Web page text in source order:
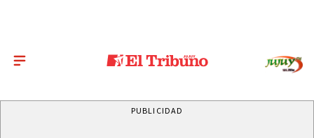
PUBLICIDAD